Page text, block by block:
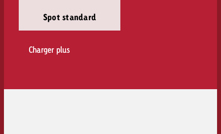
Spot standard
Charger plus